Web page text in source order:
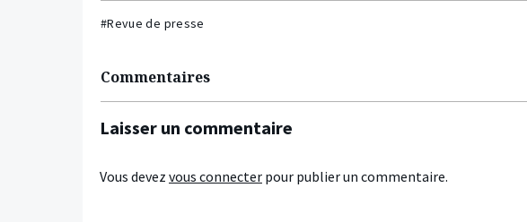
#Revue de presse
Commentaires
Laisser un commentaire
Vous devez vous connecter pour publier un commentaire.